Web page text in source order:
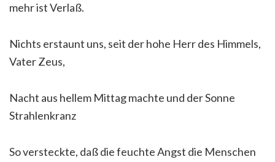
mehr ist Verlaß.
Nichts erstaunt uns, seit der hohe Herr des Himmels,
Vater Zeus,
Nacht aus hellem Mittag machte und der Sonne
Strahlenkranz
So versteckte, daß die feuchte Angst die Menschen